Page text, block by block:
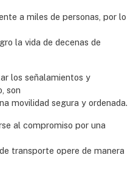
a miles de personas, por lo
la vida de decenas de
los señalamientos y
son
movilidad segura y ordenada.
al compromiso por una
transporte opere de manera